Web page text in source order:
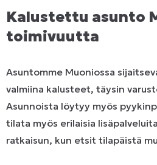
Kalustettu asunto
toimivuutta
Asuntomme Muoniossa
valmiina kalusteet, täysin
Asunnoista löytyy myös
tilata myös erilaisia
ratkaisun, kun etsit tilapäistä